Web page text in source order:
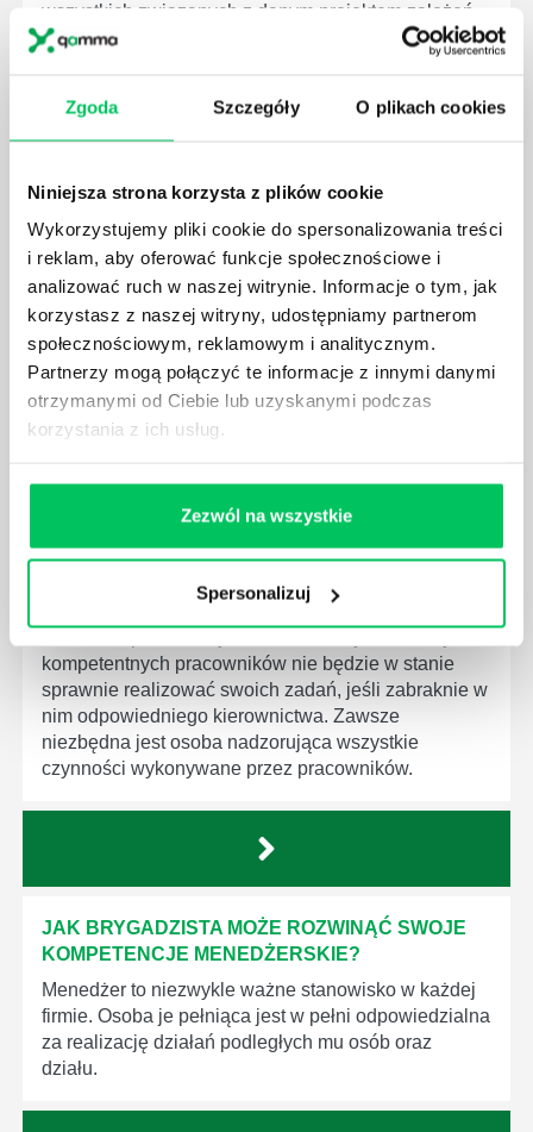
Zgoda Szczegóły O plikach cookies
Niniejsza strona korzysta z plików cookie
Wykorzystujemy pliki cookie do spersonalizowania treści
i reklam, aby oferować funkcje społecznościowe i
analizować ruch w naszej witrynie. Informacje o tym, jak
korzystasz z naszej witryny, udostępniamy partnerom
społecznościowym, reklamowym i analitycznym.
Partnerzy mogą połączyć te informacje z innymi danymi
otrzymanymi od Ciebie lub uzyskanymi podczas
korzystania z ich usług.
Zezwól na wszystkie
Spersonalizuj
wszystkich związanych z danym projektem założeń.
Zajmują się nim osoby wchodzące w skład
specjalnych zespołów projektowych, a ich praca
JAKIE ZADANIA MUSZĄ ZREALIZOWAĆ
PRACOWNICY ZESPOŁU PROJEKTOWEGO?
AGILE to coraz popularniejsze w każdej większej (i
mniejszej) firmie pojęcie związane z realizacją
projektów biznesowych. Z pewnością każda osoba
zatrudniona w takim miejscu choć raz się z nim
spotkała.
POWINIEN MIEĆ BRYGADZISTA?
kompetentnych pracowników nie będzie w stanie
sprawnie realizować swoich zadań, jeśli zabraknie w
nim odpowiedniego kierownictwa. Zawsze
niezbędna jest osoba nadzorująca wszystkie
czynności wykonywane przez pracowników.
JAK BRYGADZISTA MOŻE ROZWINĄĆ SWOJE
KOMPETENCJE MENEDŻERSKIE?
Menedżer to niezwykle ważne stanowisko w każdej
firmie. Osoba je pełniąca jest w pełni odpowiedzialna
za realizację działań podległych mu osób oraz
działu.